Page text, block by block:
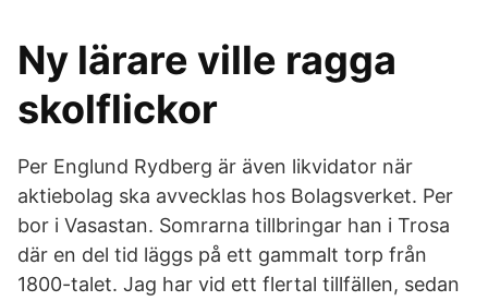
Ny lärare ville ragga
skolflickor
Per Englund Rydberg är även likvidator när
aktiebolag ska avvecklas hos Bolagsverket. Per
bor i Vasastan. Somrarna tillbringar han i Trosa
där en del tid läggs på ett gammalt torp från
1800-talet. Jag har vid ett flertal tillfällen, sedan